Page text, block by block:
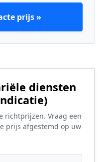
prijs »
diensten
richtprijzen. Vraag een
prijs afgestemd op uw